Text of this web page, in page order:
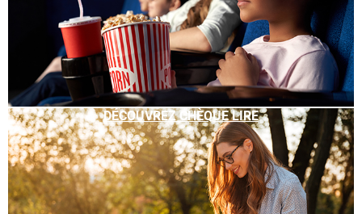
DÉCOUVREZ CHÈQUE LIRE